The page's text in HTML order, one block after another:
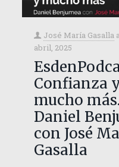
José María Gasalla
abril, 2025
Confianza
mucho más.
Daniel
con José
Gasalla